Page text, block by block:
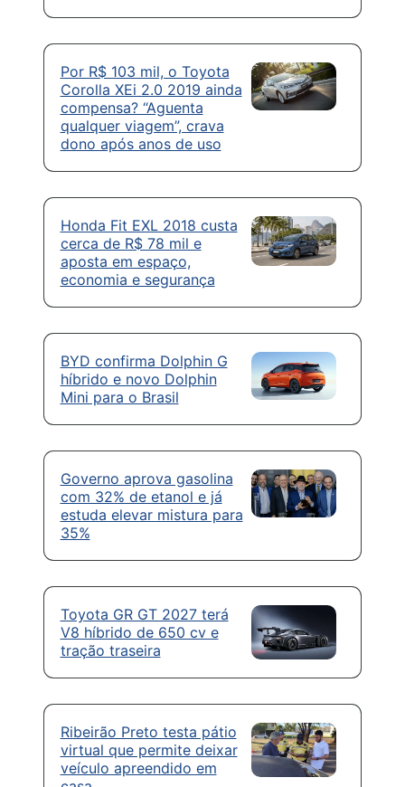
Por R$ 103 mil, o Toyota
Corolla XEi 2.0 2019 ainda
compensa? “Aguenta
qualquer viagem”, crava
dono após anos de uso
Honda Fit EXL 2018 custa
cerca de R$ 78 mil e
aposta em espaço,
economia e segurança
BYD confirma Dolphin G
híbrido e novo Dolphin
Mini para o Brasil
Governo aprova gasolina
com 32% de etanol e já
estuda elevar mistura para
35%
Toyota GR GT 2027 terá
V8 híbrido de 650 cv e
tração traseira
Ribeirão Preto testa pátio
virtual que permite deixar
veículo apreendido em